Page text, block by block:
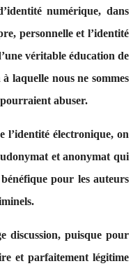
numérique, dans
personnelle et l’identité
véritable éducation de
laquelle nous ne sommes
abuser.
l’identité électronique, on
et anonymat qui
pour les auteurs
discussion, puisque pour
et parfaitement légitime